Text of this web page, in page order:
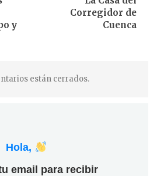
y
Corregidor de
Cuenca
están cerrados.
Hola,
email para recibir